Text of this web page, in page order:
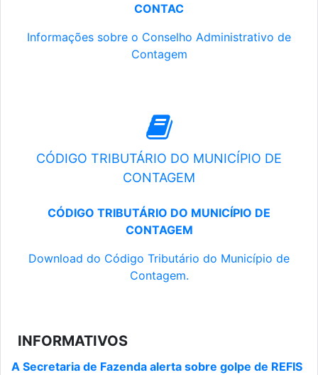
CONTAC
Informações sobre o Conselho Administrativo de
Contagem
CÓDIGO TRIBUTÁRIO DO MUNICÍPIO DE
CONTAGEM
CÓDIGO TRIBUTÁRIO DO MUNICÍPIO DE
CONTAGEM
Download do Código Tributário do Município de
Contagem.
INFORMATIVOS
A Secretaria de Fazenda alerta sobre golpe de REFIS